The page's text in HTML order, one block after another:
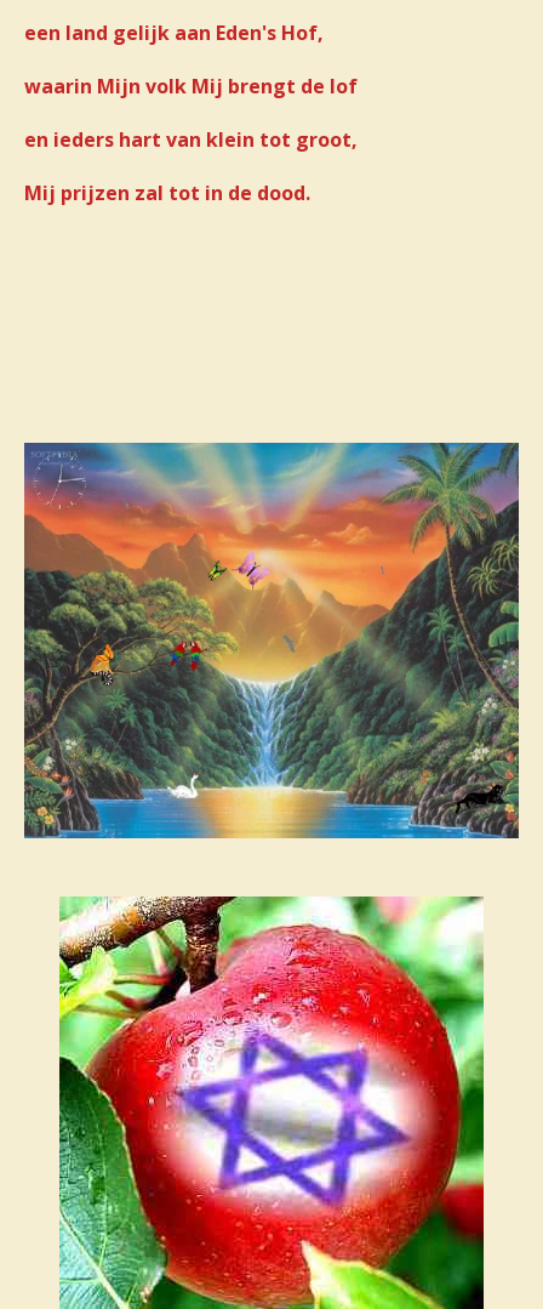
een land gelijk aan Eden's Hof,
waarin Mijn volk Mij brengt de lof
en ieders hart van klein tot groot,
Mij prijzen zal tot in de dood.